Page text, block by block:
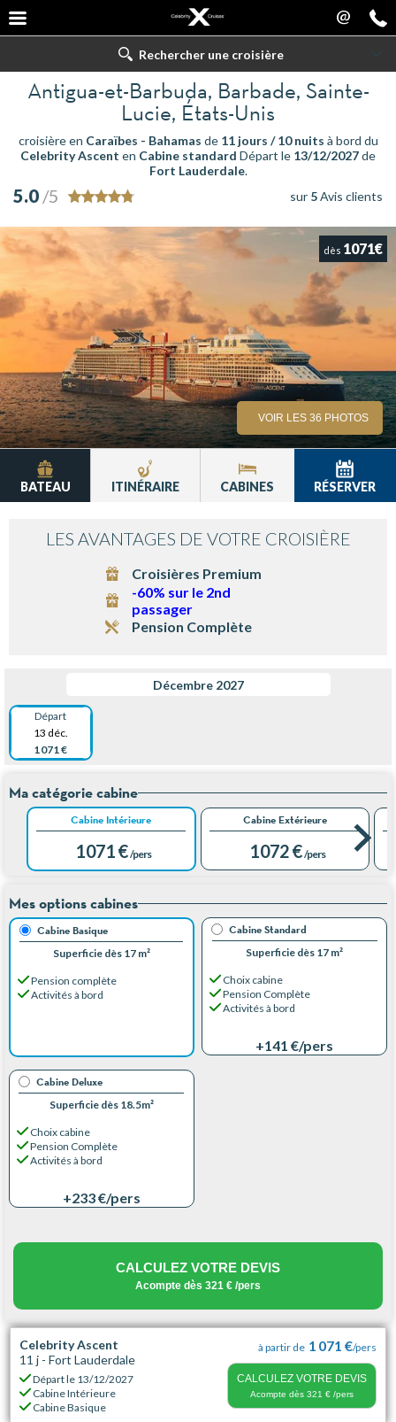
@
Rechercher une croisière
Antigua-et-Barbuda, Barbade, Sainte-
Lucie, États-Unis
croisière en Caraïbes - Bahamas de 11 jours / 10 nuits à bord du
Celebrity Ascent en Cabine standard Départ le 13/12/2027de
Fort Lauderdale.
5.0 /5 sur 5Avis clients
dès 1071€
VOIR LES 36 PHOTOS
BATEAU ITINÉRAIRE CABINES RÉSERVER
LES AVANTAGES DE VOTRE CROISIÈRE
Croisières Premium
-60% sur le 2nd
passager
Pension Complète
Décembre 2027
Départ
13 déc.
1 071 €
Ma catégorie cabine
Cabine Intérieure
1 071 € /pers
Cabine Extérieure
1 072 € /pers
Mes options cabines
Cabine Basique
Superficie dès 17 m²
Pension complète
Activités à bord
Cabine Standard
Superficie dès 17 m²
Choix cabine
Pension Complète
Activités à bord
+141 €/pers
Cabine Deluxe
Superficie dès 18.5m²
Choix cabine
Pension Complète
Activités à bord
+233 €/pers
CALCULEZ VOTRE DEVIS
Acompte dès 321 € /pers
Celebrity Ascent
11 j - Fort Lauderdale
Départ le 13/12/2027
Cabine Intérieure
Cabine Basique
à partir de 1 071 €/pers
CALCULEZ VOTRE DEVIS
Acompte dès 321 €/pers